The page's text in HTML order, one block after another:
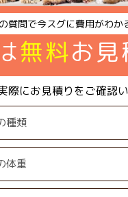
質問で今スグに費用がわか
無料お見
際にお見積りをご確認